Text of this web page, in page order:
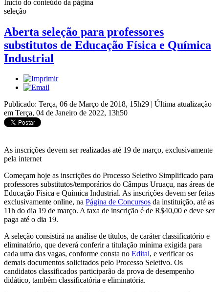
Início do conteúdo da página
seleção
Aberta seleção para professores
substitutos de Educação Física e Química
Industrial
Publicado: Terça, 06 de Março de 2018, 15h29 | Última atualização
em Terça, 04 de Janeiro de 2022, 13h50
As inscrições devem ser realizadas até 19 de março, exclusivamente
pela internet
Começam hoje as inscrições do Processo Seletivo Simplificado para
professores substitutos/temporários do Câmpus Uruaçu, nas áreas de
Educação Física e Química Industrial. As inscrições devem ser feitas
exclusivamente online, na Página de Concursos da instituição, até as
11h do dia 19 de março. A taxa de inscrição é de R$40,00 e deve ser
paga até o dia 19.
A seleção consistirá na análise de títulos, de caráter classificatório e
eliminatório, que deverá conferir a titulação mínima exigida para
cada uma das vagas, conforme consta no Edital, e verificar os
demais documentos solicitados pelo Processo Seletivo. Os
candidatos classificados participarão da prova de desempenho
didático, também classificatória e eliminatória.